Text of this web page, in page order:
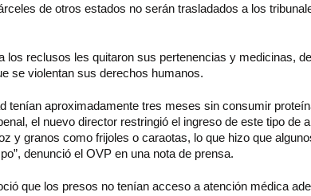
de otros estados no serán trasladados a los
los reclusos les quitaron sus pertenencias y medicinas,
se violentan sus derechos humanos.
tenían aproximadamente tres meses sin consumir
el nuevo director restringió el ingreso de este tipo de
y granos como frijoles o caraotas, lo que hizo que
denunció el OVP en una nota de prensa.
que los presos no tenían acceso a atención médica